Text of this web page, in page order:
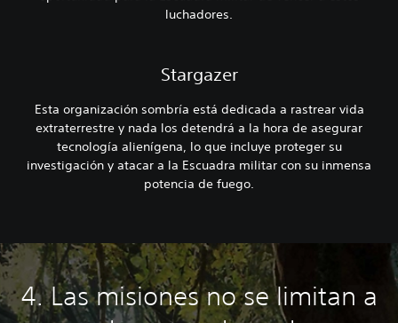
luchadores.
Stargazer
Esta organización sombría está dedicada a rastrear vida
extraterrestre y nada los detendrá a la hora de asegurar
tecnología alienígena, lo que incluye proteger su
investigación y atacar a la Escuadra militar con su inmensa
potencia de fuego.
4. Las misiones no se limitan a